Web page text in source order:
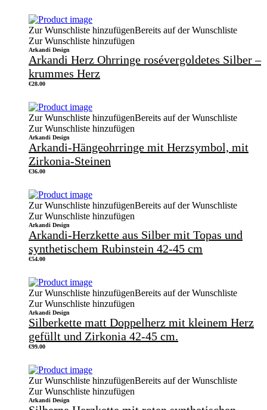
Zur Wunschliste hinzufügenBereits auf der Wunschliste
Zur Wunschliste hinzufügen
Arkandi Design
Arkandi Herz Ohrringe rosévergoldetes Silber –
krummes Herz
€28.00
Zur Wunschliste hinzufügenBereits auf der Wunschliste
Zur Wunschliste hinzufügen
Arkandi Design
Arkandi-Hängeohrringe mit Herzsymbol, mit
Zirkonia-Steinen
€36.00
Zur Wunschliste hinzufügenBereits auf der Wunschliste
Zur Wunschliste hinzufügen
Arkandi Design
Arkandi-Herzkette aus Silber mit Topas und
synthetischem Rubinstein 42-45 cm
€54.00
Zur Wunschliste hinzufügenBereits auf der Wunschliste
Zur Wunschliste hinzufügen
Arkandi Design
Silberkette matt Doppelherz mit kleinem Herz
gefüllt und Zirkonia 42-45 cm.
€99.00
Zur Wunschliste hinzufügenBereits auf der Wunschliste
Zur Wunschliste hinzufügen
Arkandi Design